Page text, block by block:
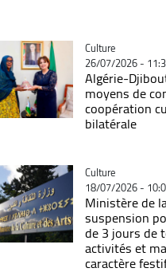
Catégorie
Culture
26/07/2026 -
Algérie-
moyens de
coopération
bilatérale
Catégorie
Culture
18/07/2026 -
Ministère de
suspension
de 3 jours de
activités et
caractère